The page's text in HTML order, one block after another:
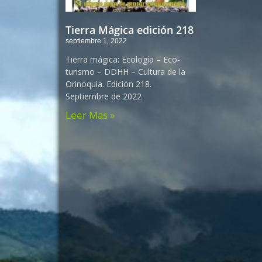
Tierra Mágica edición 218
septiembre 1, 2022
Tierra mágica: Ecología – Eco-
turismo – DDHH – Cultura de la
Orinoquia. Edición 218.
Septiembre de 2022
Leer Mas »